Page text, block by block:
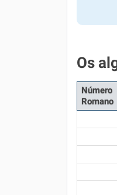
Os
Número
Romano